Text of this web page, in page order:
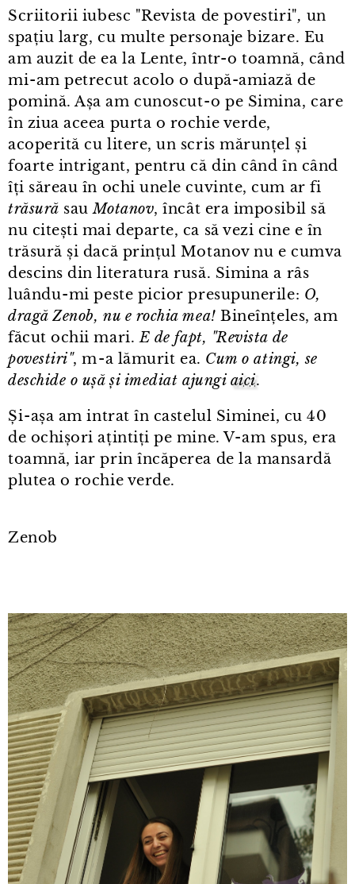
Scriitorii iubesc "Revista de povestiri", un
spațiu larg, cu multe personaje bizare. Eu
am auzit de ea la Lente, într⁠-⁠o toamnă, când
mi⁠-⁠am petrecut acolo o după-amiază de
pomină. Așa am cunoscut⁠-⁠o pe Simina, care
în ziua aceea purta o rochie verde,
acoperită cu litere, un scris mărunțel și
foarte intrigant, pentru că din când în când
îți săreau în ochi unele cuvinte, cum ar fi
trăsură sauMotanov, încât era imposibil să
nu citești mai departe, ca să vezi cine e în
trăsură și dacă prințul Motanov nu e cumva
descins din literatura rusă. Simina a râs
luându⁠-⁠mi peste picior presupunerile: O,
dragă Zenob, nu e rochia mea! Bineînțeles, am
făcut ochii mari.E de fapt, "Revista de
povestiri", m⁠-⁠a lămurit ea. Cum o atingi, se
deschide o ușă și imediat ajungi aici.
Și⁠-⁠așa am intrat în castelul Siminei, cu 40
de ochișori ațintiți pe mine. V⁠-⁠am spus, era
toamnă, iar prin încăperea de la mansardă
plutea o rochie verde.
Zenob